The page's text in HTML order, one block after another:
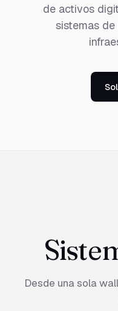
de activos
sistemas
Desde una sola